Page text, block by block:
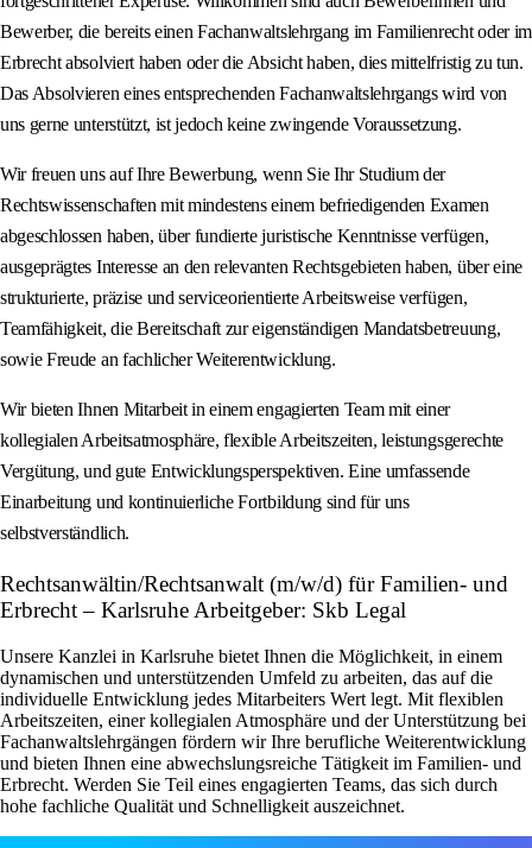
Bewerber, die bereits einen Fachanwaltslehrgang im Familienrecht oder im
Erbrecht absolviert haben oder die Absicht haben, dies mittelfristig zu tun.
Das Absolvieren eines entsprechenden Fachanwaltslehrgangs wird von
uns gerne unterstützt, ist jedoch keine zwingende Voraussetzung.
Wir freuen uns auf Ihre Bewerbung, wenn Sie Ihr Studium der
Rechtswissenschaften mit mindestens einem befriedigenden Examen
abgeschlossen haben, über fundierte juristische Kenntnisse verfügen,
ausgeprägtes Interesse an den relevanten Rechtsgebieten haben, über eine
strukturierte, präzise und serviceorientierte Arbeitsweise verfügen,
Teamfähigkeit, die Bereitschaft zur eigenständigen Mandatsbetreuung,
sowie Freude an fachlicher Weiterentwicklung.
Wir bieten Ihnen Mitarbeit in einem engagierten Team mit einer
kollegialen Arbeitsatmosphäre, flexible Arbeitszeiten, leistungsgerechte
Vergütung, und gute Entwicklungsperspektiven. Eine umfassende
Einarbeitung und kontinuierliche Fortbildung sind für uns
selbstverständlich.
Rechtsanwältin/Rechtsanwalt (m/w/d) für Familien- und
Erbrecht – Karlsruhe Arbeitgeber: Skb Legal
Unsere Kanzlei in Karlsruhe bietet Ihnen die Möglichkeit, in einem
dynamischen und unterstützenden Umfeld zu arbeiten, das auf die
individuelle Entwicklung jedes Mitarbeiters Wert legt. Mit flexiblen
Arbeitszeiten, einer kollegialen Atmosphäre und der Unterstützung bei
Fachanwaltslehrgängen fördern wir Ihre berufliche Weiterentwicklung
und bieten Ihnen eine abwechslungsreiche Tätigkeit im Familien- und
Erbrecht. Werden Sie Teil eines engagierten Teams, das sich durch
hohe fachliche Qualität und Schnelligkeit auszeichnet.